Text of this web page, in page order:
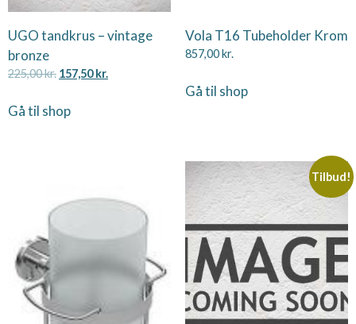
UGO tandkrus – vintage
bronze
225,00kr. 157,50kr.
Gå til shop
Vola T16 Tubeholder Krom
857,00kr.
Gå til shop
Tilbud!